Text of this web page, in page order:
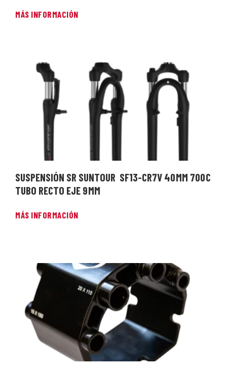
MÁS INFORMACIÓN
SUSPENSIÓN SR SUNTOUR SF13-CR7V 40 MM 700 C
TUBO RECTO EJE 9 MM
MÁS INFORMACIÓN